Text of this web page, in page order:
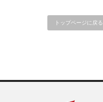
トップページに戻る